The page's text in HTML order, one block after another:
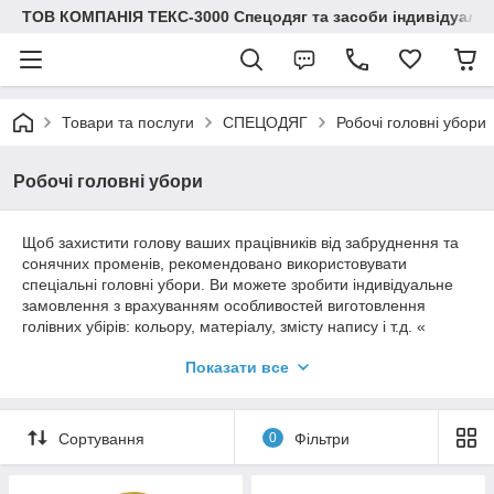
ТОВ КОМПАНІЯ ТЕКС-3000 Спецодяг та засоби
Товари та послуги СПЕЦОДЯГ Робочі головні убори
Робочі головні убори
Щоб захистити голову ваших працівників від забруднення та
сонячних променів, рекомендовано використовувати
спеціальні головні убори. Ви можете зробити індивідуальне
замовлення з врахуванням особливостей виготовлення
голівних убірів: кольору, матеріалу, змісту напису і т.д. «
які будуть корисними не тільки на важкому виробництві, але й
Кепки, робочі шапки, підшлемники
Показати все
Сортування 0 Фільтри